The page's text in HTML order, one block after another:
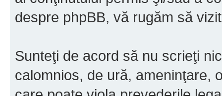
despre phpBB, vă rugăm să
Sunteţi de acord să nu scrieţi
calomnios, de ură, ameninţare,